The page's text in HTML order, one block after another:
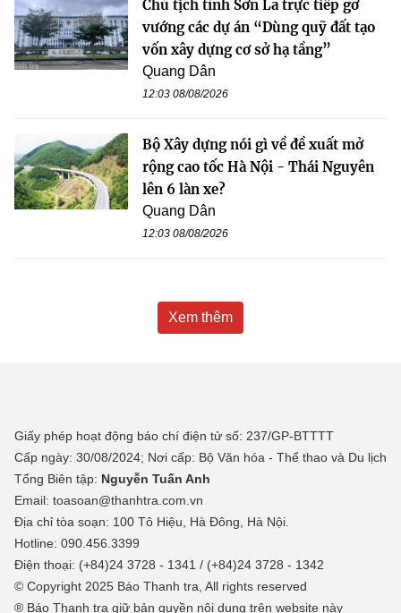
Chủ tịch tỉnh Sơn La trực tiếp gỡ
vướng các dự án “Dùng quỹ đất tạo
vốn xây dựng cơ sở hạ tầng”
Quang Dân
12:03 08/08/2026
Bộ Xây dựng nói gì về đề xuất mở
rộng cao tốc Hà Nội - Thái Nguyên
lên 6 làn xe?
Quang Dân
12:03 08/08/2026
Xem thêm
Giấy phép hoạt động báo chí điện tử số: 237/GP-BTTTT
Cấp ngày: 30/08/2024; Nơi cấp: Bộ Văn hóa - Thể thao và Du lịch
Tổng Biên tập: Nguyễn Tuấn Anh
Email: toasoan@thanhtra.com.vn
Địa chỉ tòa soạn: 100 Tô Hiệu, Hà Đông, Hà Nội.
Hotline: 090.456.3399
Điện thoại: (+84)24 3728 - 1341 / (+84)24 3728 - 1342
© Copyright 2025 Báo Thanh tra, All rights reserved
® Báo Thanh tra giữ bản quyền nội dung trên website này